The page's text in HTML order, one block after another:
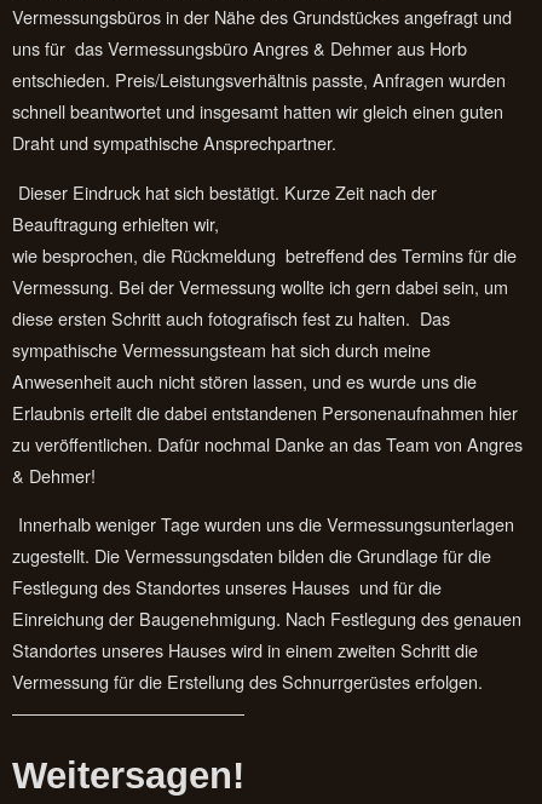
Vermessungsbüros in der Nähe des Grundstückes angefragt und
uns für das Vermessungsbüro Angres & Dehmer aus Horb
entschieden. Preis/Leistungsverhältnis passte, Anfragen wurden
schnell beantwortet und insgesamt hatten wir gleich einen guten
Draht und sympathische Ansprechpartner.
Dieser Eindruck hat sich bestätigt. Kurze Zeit nach der
Beauftragung erhielten wir,
wie besprochen, die Rückmeldung betreffend des Termins für die
Vermessung. Bei der Vermessung wollte ich gern dabei sein, um
diese ersten Schritt auch fotografisch fest zu halten. Das
sympathische Vermessungsteam hat sich durch meine
Anwesenheit auch nicht stören lassen, und es wurde uns die
Erlaubnis erteilt die dabei entstandenen Personenaufnahmen hier
zu veröffentlichen. Dafür nochmal Danke an das Team von Angres
& Dehmer!
Innerhalb weniger Tage wurden uns die Vermessungsunterlagen
zugestellt. Die Vermessungsdaten bilden die Grundlage für die
Festlegung des Standortes unseres Hauses und für die
Einreichung der Baugenehmigung. Nach Festlegung des genauen
Standortes unseres Hauses wird in einem zweiten Schritt die
Vermessung für die Erstellung des Schnurrgerüstes erfolgen.
Weitersagen!